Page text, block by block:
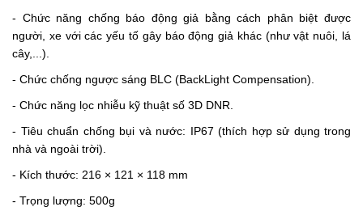
- Chức năng chống báo động giả bằng cách phân biệt được
người, xe với các yếu tố gây báo động giả khác (như vật nuôi, lá
cây,...).
- Chức chống ngược sáng BLC (BackLight Compensation).
- Chức năng lọc nhiễu kỹ thuật số 3D DNR.
- Tiêu chuẩn chống bụi và nước: IP67 (thích hợp sử dụng trong
nhà và ngoài trời).
- Kích thước: 216 × 121 × 118 mm
- Trọng lượng: 500g